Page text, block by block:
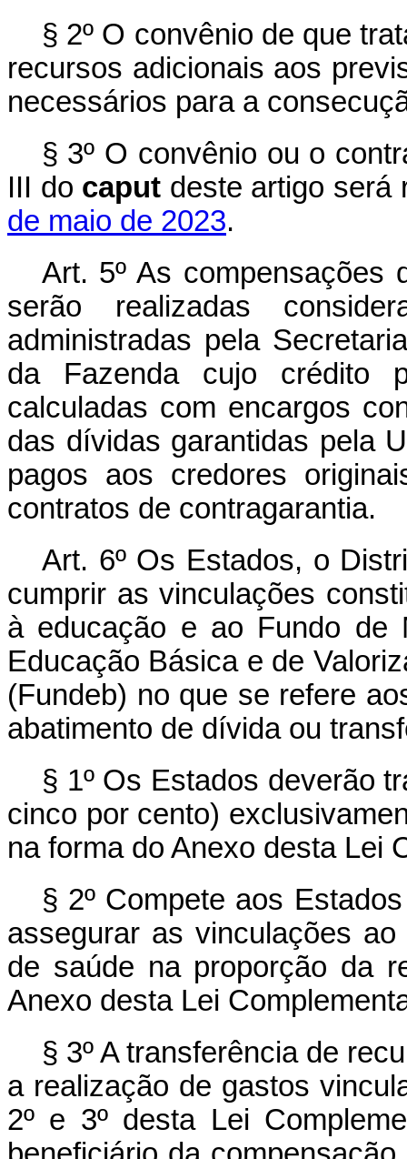
§ 2º O convênio de que
recursos adicionais aos
necessários para a
§ 3º O convênio ou o
III do caput deste artigo será
de maio de 2023.
Art. 5º As compensações
serão realizadas
administradas pela
da Fazenda cujo crédito
calculadas com encargos
das dívidas garantidas pela
pagos aos credores
contratos de contragarantia.
Art. 6º Os Estados, o
cumprir as vinculações
à educação e ao Fundo de
Educação Básica e de
(Fundeb) no que se refere
abatimento de dívida ou
§ 1º Os Estados deverão
cinco por cento)
na forma do Anexo desta Lei
§ 2º Compete aos
assegurar as vinculações
de saúde na proporção da
Anexo desta Lei
§ 3º A transferência de
a realização de gastos
2º e 3º desta Lei